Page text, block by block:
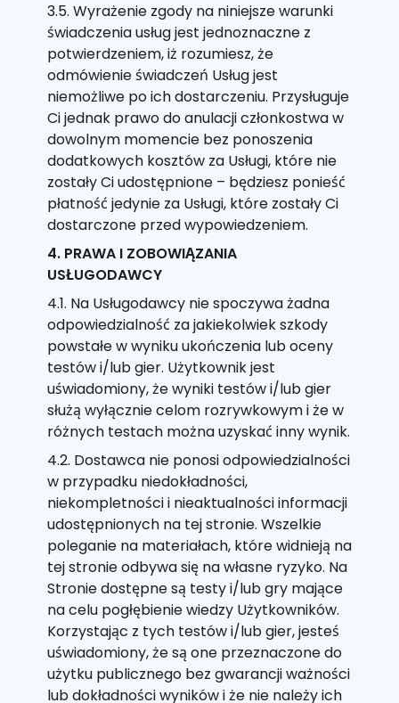
3.5. Wyrażenie zgody na niniejsze warunki
świadczenia usług jest jednoznaczne z
potwierdzeniem, iż rozumiesz, że
odmówienie świadczeń Usług jest
niemożliwe po ich dostarczeniu. Przysługuje
Ci jednak prawo do anulacji członkostwa w
dowolnym momencie bez ponoszenia
dodatkowych kosztów za Usługi, które nie
zostały Ci udostępnione – będziesz ponieść
płatność jedynie za Usługi, które zostały Ci
dostarczone przed wypowiedzeniem.
4. PRAWA I ZOBOWIĄZANIA
USŁUGODAWCY
4.1. Na Usługodawcy nie spoczywa żadna
odpowiedzialność za jakiekolwiek szkody
powstałe w wyniku ukończenia lub oceny
testów i/lub gier. Użytkownik jest
uświadomiony, że wyniki testów i/lub gier
służą wyłącznie celom rozrywkowym i że w
różnych testach można uzyskać inny wynik.
4.2. Dostawca nie ponosi odpowiedzialności
w przypadku niedokładności,
niekompletności i nieaktualności informacji
udostępnionych na tej stronie. Wszelkie
poleganie na materiałach, które widnieją na
tej stronie odbywa się na własne ryzyko. Na
Stronie dostępne są testy i/lub gry mające
na celu pogłębienie wiedzy Użytkowników.
Korzystając z tych testów i/lub gier, jesteś
uświadomiony, że są one przeznaczone do
użytku publicznego bez gwarancji ważności
lub dokładności wyników i że nie należy ich